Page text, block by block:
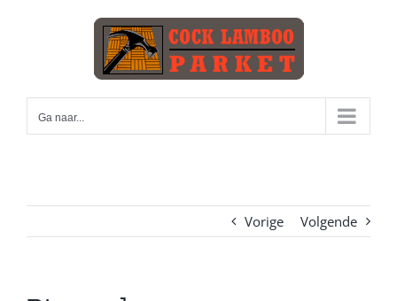
Ga naar...
Vorige Volgende